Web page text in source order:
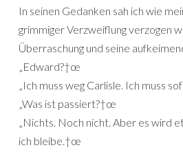
In seinen Gedanken sah ich wie
grimmiger Verzweiflung verzogen
Überraschung und seine
„Edward?†œ
„Ich muss weg Carlisle. Ich muss
„Was ist passiert?†œ
„Nichts. Noch nicht. Aber es wird
ich bleibe.†œ